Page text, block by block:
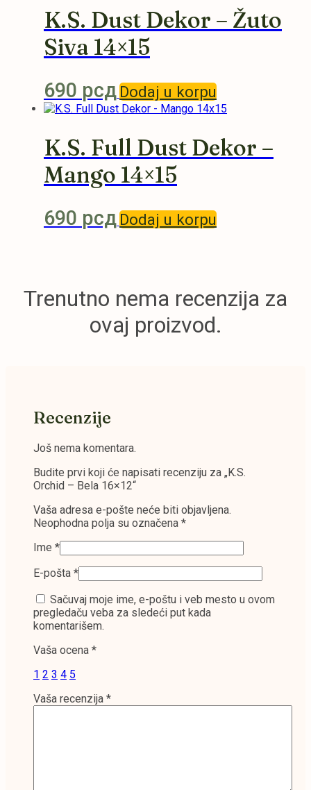
K.S. Dust Dekor – Žuto
Siva 14×15
690 рсд Dodaj u korpu
K.S. Full Dust Dekor –
Mango 14×15
690 рсд Dodaj u korpu
Trenutno nema recenzija za
ovaj proizvod.
Recenzije
Još nema komentara.
Budite prvi koji će napisati recenziju za „K.S.
Orchid – Bela 16×12“
Vaša adresa e-pošte neće biti objavljena.
Neophodna polja su označena *
Ime *
E-pošta *
Sačuvaj moje ime, e-poštu i veb mesto u ovom
pregledaču veba za sledeći put kada
komentarišem.
Vaša ocena *
1 2 3 4 5
Vaša recenzija *